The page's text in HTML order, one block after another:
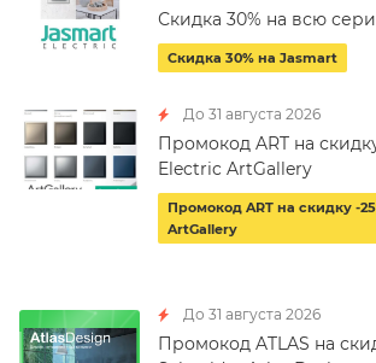
Скидка 30% на всю
Скидка 30% на Jasmart
До 31 августа 2026
Промокод ART на
Electric ArtGallery
Промокод ART на скидку -
ArtGallery
До 31 августа 2026
Промокод ATLAS на